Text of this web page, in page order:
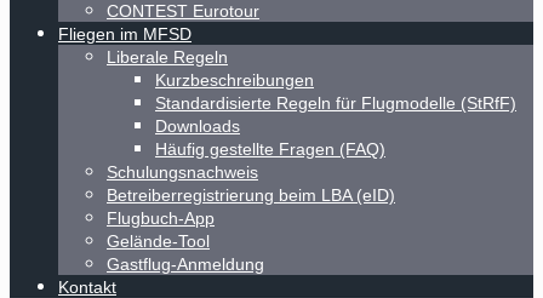
CONTEST Eurotour
Fliegen im MFSD
Liberale Regeln
Kurzbeschreibungen
Standardisierte Regeln für Flugmodelle (StRfF)
Downloads
Häufig gestellte Fragen (FAQ)
Schulungsnachweis
Betreiberregistrierung beim LBA (eID)
Flugbuch-App
Gelände-Tool
Gastflug-Anmeldung
Kontakt